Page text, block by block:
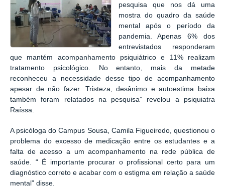
pesquisa que nos dá uma
mostra do quadro da saúde
mental após o período da
pandemia. Apenas 6% dos
entrevistados responderam
que mantém acompanhamento psiquiátrico e 11% realizam
tratamento psicológico. No entanto, mais da metade
reconheceu a necessidade desse tipo de acompanhamento
apesar de não fazer. Tristeza, desânimo e autoestima baixa
também foram relatados na pesquisa” revelou a psiquiatra
Raíssa.
A psicóloga do Campus Sousa, Camila Figueiredo, questionou o
problema do excesso de medicação entre os estudantes e a
falta de acesso a um acompanhamento na rede pública de
saúde. “ É importante procurar o profissional certo para um
diagnóstico correto e acabar com o estigma em relação a saúde
mental” disse.